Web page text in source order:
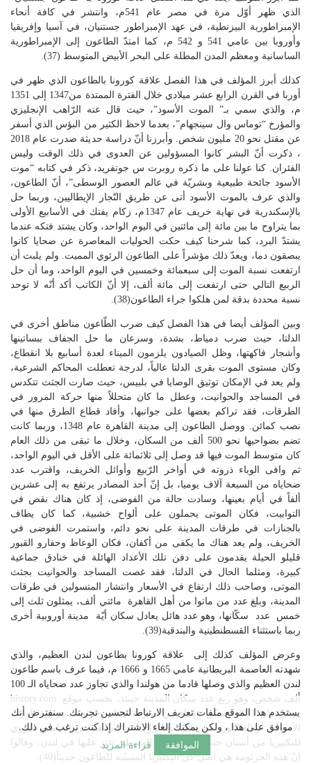
الذي ظهر أوّل مرة في مصر عام 541م، وانتشر في كافة أنحاء
الإمبراطورية البيزنطية، في عهد الإمبراطور جستنيان، في آسيا وإفريقيا
وأوروبا بين عامي 541 و 542 م، كما امتدّ الطاعون إلى الإمبراطورية
الساسانية ومعظم المدن المطلة على البحر الأبيض المتوسط (37).
كذلك أبرز المؤلف في هذا الفصل علاقة كورونا بالطاعون الذي ظهر في
أوربا في القرن الرابع عشر ميلادي خلال الفترة الممتدة من1347 إلى 1351
م، والذي سمي بـ” الموت الأسود”، حيث قال عنه الرّاهب الإنجليزي
والمؤرخ “توماس وال سينجهام”، بعدما لاحظ الكثير من البؤس الذي أسفر
عن مقتل نحو 20 مليون شخص. وأبرزنا أنّ دراسة حديثة صدرت عام 2018
، ذكرت أنّ البشر كانوا المسؤولين عن العدوى في ذلك الوقت وليس
الفئران. كنا عولنا على ما ذكره روبرت س جوتفريد، ذكر في كتابه “موت
الأسود جائحة طبيعية وبشريّة في عالم العصور الوسطى”، أنّ الطاعون،
والذي عرف بالموت الأسود أتى عن طريق التّجار الإيطاليين، وربما حل
بالإسكندرية في نهاية خريف عام 1347م، زكام يفتك في الأسابيع الأولى
بما يتراوح ما بين مائة إلى مائتين في اليوم الواحد، وكان يشتد فتكه عندما
يشتدّ البرد، كما شرحنا كيف حكت الحوليات المعاصرة عن ضحايا كانوا
يبصقون دما، ويعدّ ذلك مؤشراً على الطاعون الرئوي المميت. ولم يلبث أن
ارتفعت نسبة الموت إلى سبعمائة وخمسين في اليوم الواحد، وما أن حل
الربيع التالي حتى ارتفعت إلى مائة ألف، إلا أنّ الكاتب أكد أنّه لا توحد
نسبة محددة بدقة لمن هلكوا جراء الطاعون(38).
وبين المؤلف أيضا في هذا الفصل كيف ضرب الطّاعون مناطق أخرى في
الدلتا، حيث ضرب دمياط، بشدة، وسرعان ما حل الجفاف ببساتينها
وأشجار فاكهتها، وظل الصيادون يلزمون الميناء لعدة أسابيع بلا انقطاع،
وكان مستوى الموت بقرى الدلتا عالياً، لدرجة تعطلت المحاكم الشرعية،
ولم يعد في الإمكان توثيق الوصايا في بلبيس، حيث صارت الجثث تتكدس
في المساجد والحوانيت، وعطل ما كان متحللاً منها حركة المرور في
الطرقات، فقد تراكم بعضها على جوانبها، وأفاد قطاع الطرق منها في
نصب كمائن. ووصل الطاعون إلى مدينة القاهرة عام 1348، وربما كانت
تضم بضواحيها نحو 500 ألف من السكان، وخلال ما تبقى من ذلك العام
كان متوسط الموت فيها قد وصل إلى ثلاثمائة على الأقل في اليوم الواحد،
ثم وافى الوباء ذروته في أواخر الرّبيع وأوائل الخريف، واقترب عدد
ضحاياه من السبعة آلاف يوميا، بل إنّ أحد المصادر يرتفع به إلى عشرين
ألفاً في أيام بعينها، وسادت حالة من الفوضى، إذ كان هناك نقص في
التوابيت، فكان الموتى يحملون على ألواح خشبية، كما كان يطاف
بالجنازات في طرقات المدينة على نحو دائم، واستمرت الفوضى في
الخريف، ولم يعد هناك ما يكفى من أكفان، فكان الوعاظ وحفارو القبور
قليلو الحيلة يقدمون على دفن تلك الأعداد الهائلة في خنادق جماعية
كبيرة، ومثلما الحال في الدلتا، فقد غصت المساجد والحوانيت بجثث
الموتى، وصاحب ذلك ارتفاع في الأسعار وانتشار المتسولين في طرقات
المدينة، وبلغ عدد من ماتوا من أهل القاهرة مائتي ألف، يمثلون ثلث إلى
خمس عدد سكّانها، وهو عدد هائل يعادل سكان أيّة مدينة أوروبية أخرى
ربما باستثناء القسطنطينية والبندقية(39).
وعرض المؤلف كذلك إلى علاقة كورونا بطاعون لندن العظيم، والذي
شهدته العاصمة البريطانية عامي 1665 و 1666 م، فيما عرف باسم طاعون
لندن العظيم والذي وصلها قادما من هولندا والذي تجاوز عدد ضحاياه الـ 100
ألف شخص، وهو ربع عدد سكان المدينة حينئذ، بحسب موقع history.com
وفي عام 2011 ، تمكّن علماء من معرفة جينات جرثومة مرض “الموت
الأسود”، أو الطاعون من خلال استخراج أجزاء دقيقة من الحامض النووي
للبكتيريا من أسنان جثث من العصور الوسطى عثر عليها في لندن، وقالوا
إنّ هذه الجرثومة هي أصل كل البكتيريا المسبّبة للطاعون حديثاً(40).
يستخدم هذا الموقع ملفات تعريف الارتباط لتحسين تجربتك. سنفترض أنك
موافق على هذا ، ولكن يمكنك إلغاء الاشتراك إذا كنت ترغب في ذلك.
الموافقة
قراءة المزيد